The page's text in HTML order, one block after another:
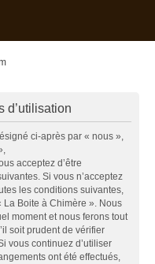
d’utilisation
ci-après par « nous »,
acceptez d’être
Si vous n’acceptez
les conditions suivantes,
La Boite à Chimère ». Nous
moment et nous ferons tout
soit prudent de vérifier
vous continuez d’utiliser
ont été effectués,